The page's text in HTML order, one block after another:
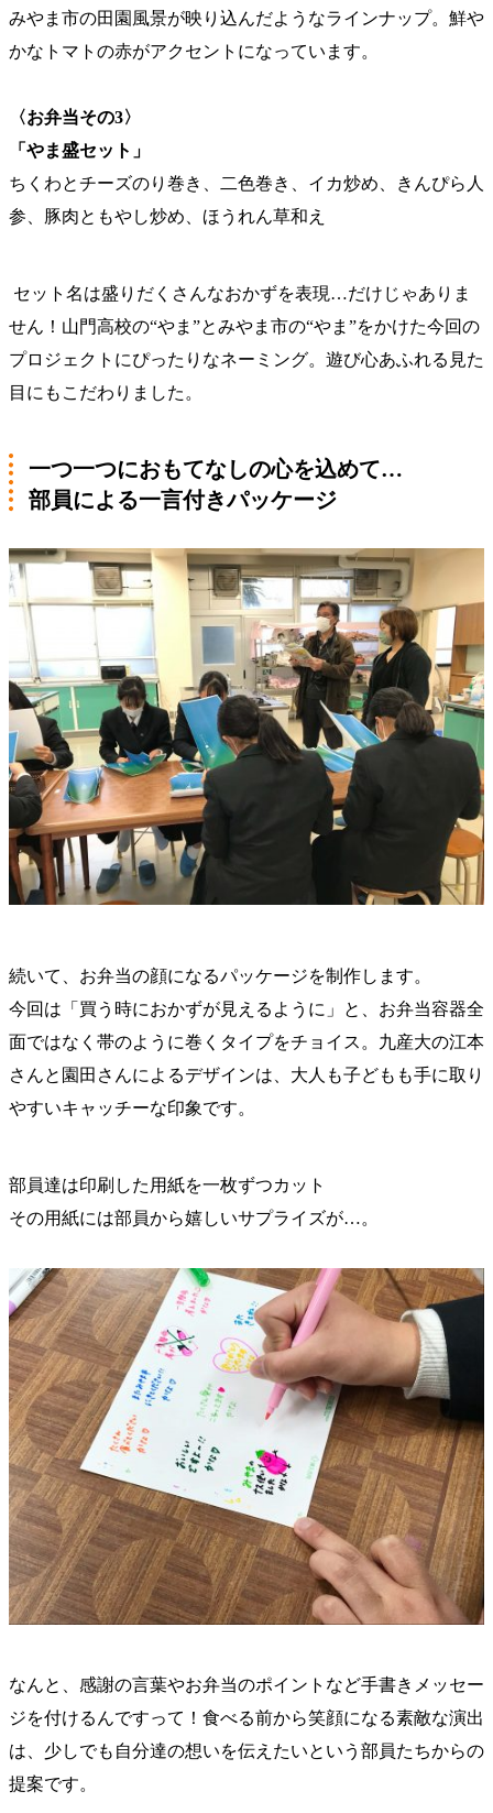
みやま市の田園風景が映り込んだようなラインナップ。鮮や
かなトマトの赤がアクセントになっています。
〈お弁当その3〉
「やま盛セット」
ちくわとチーズのり巻き、二色巻き、イカ炒め、きんぴら人
参、豚肉ともやし炒め、ほうれん草和え
セット名は盛りだくさんなおかずを表現…だけじゃありま
せん！山門高校の“やま”とみやま市の“やま”をかけた今回の
プロジェクトにぴったりなネーミング。遊び心あふれる見た
目にもこだわりました。
一つ一つにおもてなしの心を込めて…
部員による一言付きパッケージ
続いて、お弁当の顔になるパッケージを制作します。
今回は「買う時におかずが見えるように」と、お弁当容器全
面ではなく帯のように巻くタイプをチョイス。九産大の江本
さんと園田さんによるデザインは、大人も子どもも手に取り
やすいキャッチーな印象です。
部員達は印刷した用紙を一枚ずつカット
その用紙には部員から嬉しいサプライズが…。
なんと、感謝の言葉やお弁当のポイントなど手書きメッセー
ジを付けるんですって！食べる前から笑顔になる素敵な演出
は、少しでも自分達の想いを伝えたいという部員たちからの
提案です。